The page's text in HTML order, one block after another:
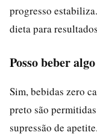
progresso
dieta para
Posso beber
Sim, bebidas zero
preto são
supressão de